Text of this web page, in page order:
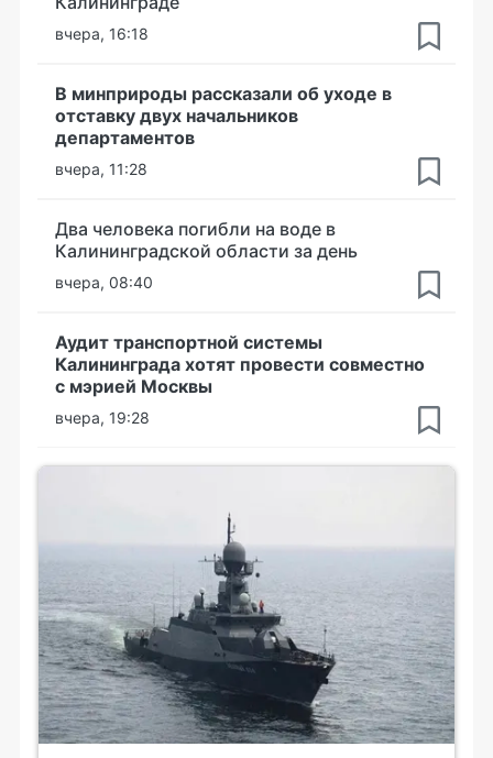
вчера, 16:18
В минприроды рассказали об уходе в
отставку двух начальников
департаментов
вчера, 11:28
Два человека погибли на воде в
Калининградской области за день
вчера, 08:40
Аудит транспортной системы
Калининграда хотят провести совместно
с мэрией Москвы
вчера, 19:28